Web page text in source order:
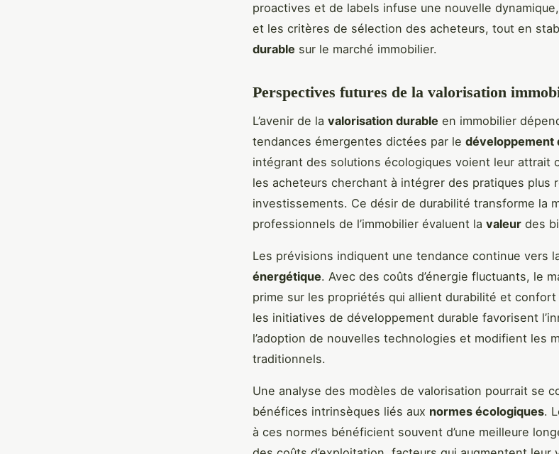
proactives et de labels infuse une nouvelle
et les critères de sélection des acheteurs, tout en
durable sur le marché immobilier.
Perspectives futures de la valorisation
L’avenir de la valorisation durable en immobilier
tendances émergentes dictées par le développement
intégrant des solutions écologiques voient leur attrait
les acheteurs cherchant à intégrer des pratiques plus
investissements. Ce désir de durabilité transforme la
professionnels de l’immobilier évaluent la valeur des
Les prévisions indiquent une tendance continue vers
énergétique. Avec des coûts d’énergie fluctuants, le
prime sur les propriétés qui allient durabilité et
les initiatives de développement durable favorisent
l’adoption de nouvelles technologies et modifient les
traditionnels.
Une analyse des modèles de valorisation pourrait se
bénéfices intrinsèques liés aux normes écologiques.
à ces normes bénéficient souvent d’une meilleure